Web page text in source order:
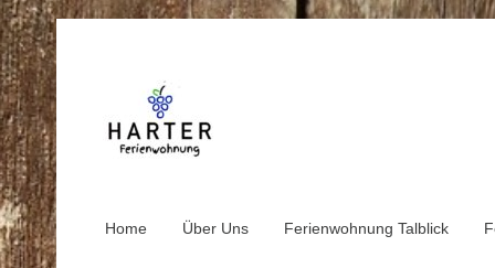
Home Über Uns Ferienwohnung Talblick